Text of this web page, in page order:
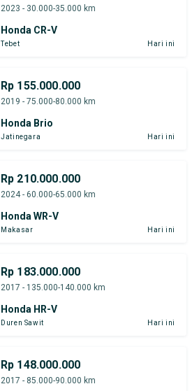
2023 - 30.000-35.000 km
Honda CR-V
Tebet Hari ini
Rp 155.000.000
2019 - 75.000-80.000 km
Honda Brio
Jatinegara Hari ini
Rp 210.000.000
2024 - 60.000-65.000 km
Honda WR-V
Makasar Hari ini
Rp 183.000.000
2017 - 135.000-140.000 km
Honda HR-V
Duren Sawit Hari ini
Rp 148.000.000
2017 - 85.000-90.000 km